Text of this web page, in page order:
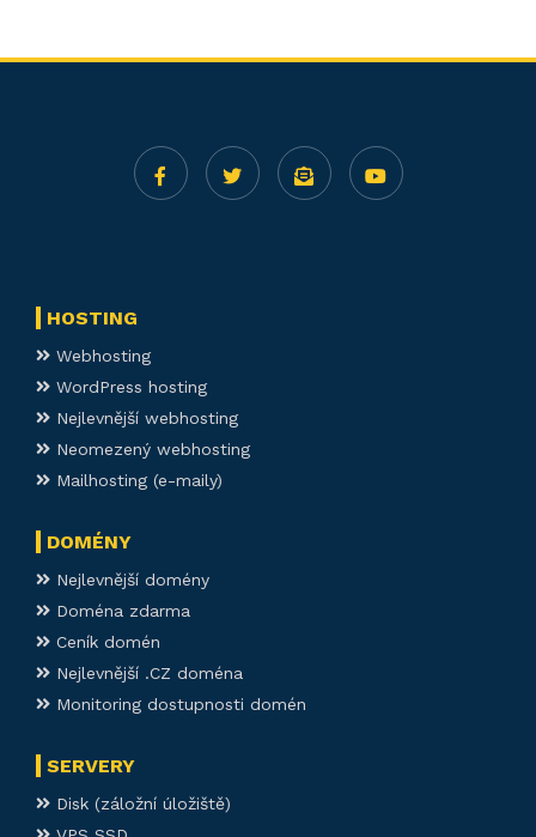
HOSTING
Webhosting
WordPress hosting
Nejlevnější webhosting
Neomezený webhosting
Mailhosting (e-maily)
DOMÉNY
Nejlevnější domény
Doména zdarma
Ceník domén
Nejlevnější .CZ doména
Monitoring dostupnosti domén
SERVERY
Disk (záložní úložiště)